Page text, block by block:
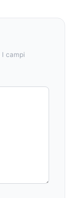
I campi